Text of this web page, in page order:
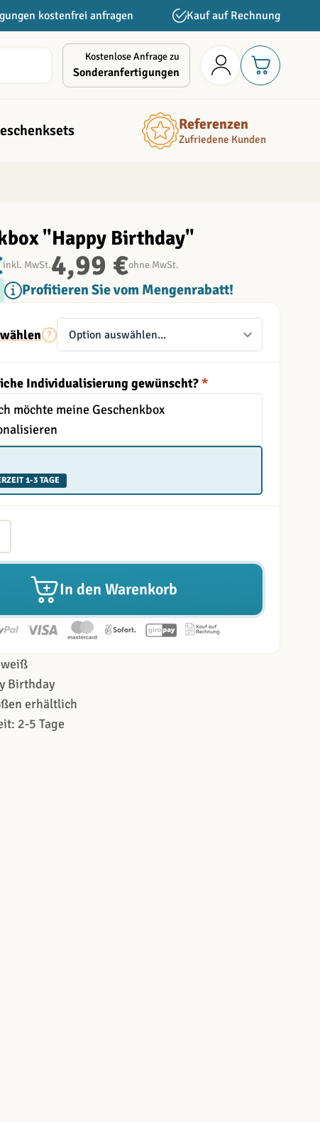
kostenfrei anfragen Kauf auf Rechnung
Kostenlose Anfrage zu
Sonderanfertigungen
Referenzen
Zufriedene Kunden
"Happy Birthday"
inkl. MwSt.4,99 €ohne MwSt.
Profitieren Sie vom Mengenrabatt!
Individualisierung gewünscht?*
möchte meine Geschenkbox
1-3 TAGE
In den Warenkorb
Birthday
erhältlich
2-5 Tage